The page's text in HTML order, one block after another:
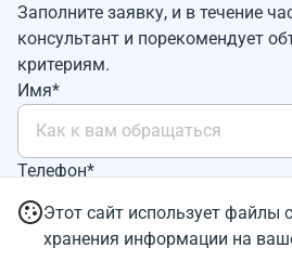
Заполните заявку, и в течение
консультант и порекомендует
критериям.
Имя*
Телефон*
+7Этот сайт использует файлы
хранения информации на